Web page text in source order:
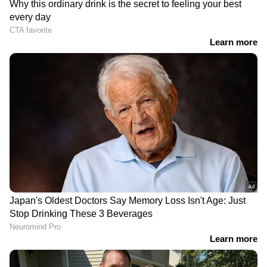
പത്തിൽ ഇടംപിടിച്ചു. ലോർഡ്സ് ടെസ്റ്റിന്റെ
രണ്ടാം ഇന്നിങ്സിൽ അഞ്ച് വിക്കറ്റുകൾ
വീഴ്ത്തിയാണ് അറ്റ്കിൻസൺ ഈ നേട്ടം
ടി20 ലോകചാമ്പ്യൻമാരായ
ലോകകപ്പില്‍ ആദ്യ
പുറത്താകുന്നവര്‍ക്ക്
പോലും കിട്ടുക മൂന്നിരട്ടി
ബാബർ അസമും ഷഹീൻ
അഫ്രീദിയും പുറത്ത്,
ഏഷ്യൻ ഗെയിംസിൽ
പാകിസ്ഥാനെ നയിക്കാൻ
സാഹിബ്സാദ ഫർഹാൻ
ഏകദിന പരമ്പരക്ക് മുമ്പ്
'ഒന്നുകിൽ